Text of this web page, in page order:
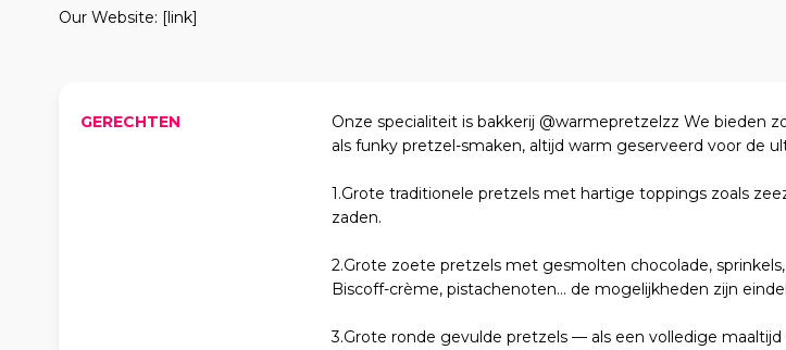
Our Website: [link]
GERECHTEN
Onze specialiteit is bakkerij @warmepretzelzz We bieden
als funky pretzel-smaken, altijd warm geserveerd voor de
1.Grote traditionele pretzels met hartige toppings zoals
zaden.
2.Grote zoete pretzels met gesmolten chocolade,
Biscoff-crème, pistachenoten… de mogelijkheden zijn
3.Grote ronde gevulde pretzels — als een volledige